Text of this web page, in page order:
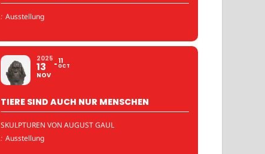
: Ausstellung
2025
13
NOV
11
OCT
TIERE SIND AUCH NUR MENSCHEN
SKULPTUREN VON AUGUST GAUL
: Ausstellung